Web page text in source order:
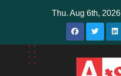
Thu. Aug 6th, 2026